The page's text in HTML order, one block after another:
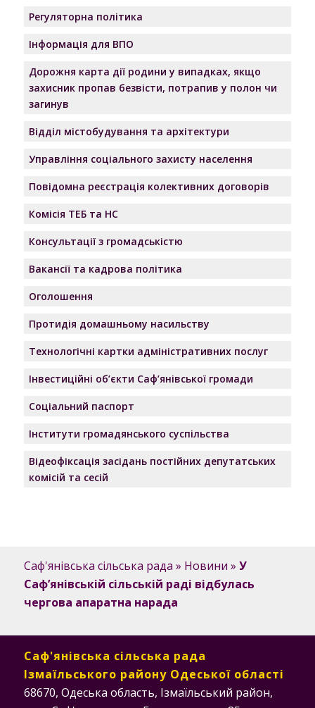
Регуляторна політика
Інформація для ВПО
Дорожня карта дії родини у випадках, якщо
захисник пропав безвісти, потрапив у полон чи
загинув
Відділ містобудування та архітектури
Управління соціального захисту населення
Повідомна реєстрація колективних договорів
Комісія ТЕБ та НС
Консультації з громадськістю
Вакансії та кадрова політика
Оголошення
Протидія домашньому насильству
Технологічні картки адміністративних послуг
Інвестиційні об’єкти Саф’янівської громади
Соціальний паспорт
Інститути громадянського суспільства
Відеофіксація засідань постійних депутатських
комісій та сесій
Саф'янівська сільська рада » Новини » У
Саф’янівській сільській раді відбулась
чергова апаратна нарада
Саф'янівська сільська рада
Ізмаїльського району Одеської області
68670, Одеська область, Ізмаїльський район,